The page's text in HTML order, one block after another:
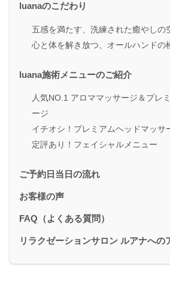
luanaのこだわり
五感を満たす、洗練された癒やしの
心と体を解き放つ、オールハンドの
luana施術メニューのご紹介
人気NO.1 アロママッサージ＆プレ
ージ
イチオシ！プレミアムヘッドマッサ
定評あり！フェイシャルメニュー
ご予約日当日の流れ
お客様の声
FAQ（よくある質問）
リラクゼーションサロン ルアナへの